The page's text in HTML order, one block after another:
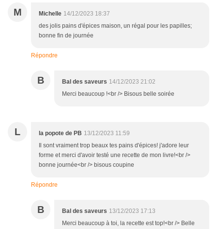
M Michelle 14/12/2023 18:37
des jolis pains d'épices maison, un régal pour les papilles;
bonne fin de journée
Répondre
B Bal des saveurs 14/12/2023 21:02
Merci beaucoup !<br /> Bisous belle soirée
L la popote de PB 13/12/2023 11:59
Il sont vraiment trop beaux tes pains d'épices! j'adore leur
forme et merci d'avoir testé une recette de mon livre!<br />
bonne journée<br /> bisous coupine
Répondre
B Bal des saveurs 13/12/2023 17:13
Merci beaucoup à toi, la recette est top!<br /> Belle